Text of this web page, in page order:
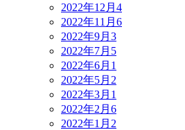
2022年12月 4
2022年11月 6
2022年9月 3
2022年7月 5
2022年6月 1
2022年5月 2
2022年3月 1
2022年2月 6
2022年1月 2